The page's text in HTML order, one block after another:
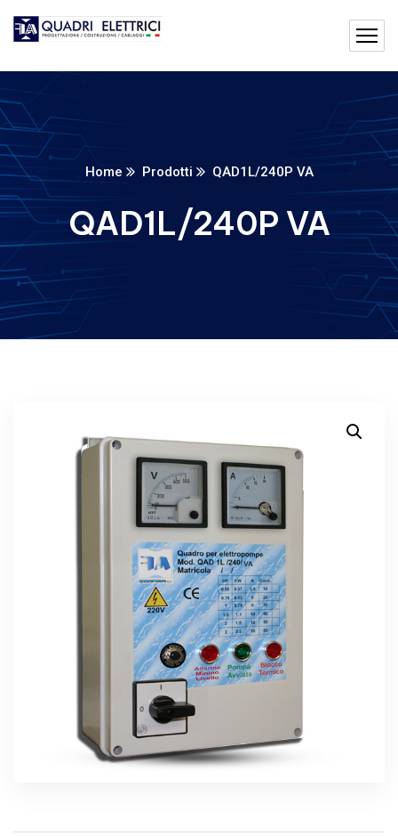
Home Prodotti QAD1L/240P VA
QAD1L/240P VA